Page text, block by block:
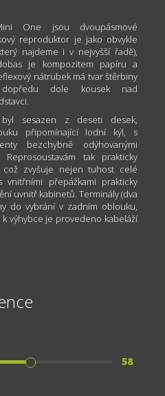
One jsou dvoupásmové
reproduktor je jako obvykle
najdeme i v nejvyšší řadě),
je kompozitem papíru a
nátrubek má tvar štěrbiny
dole kousek nad
byl sesazen z deseti desek,
připomínající lodní kýl, s
bezchybně odýhovanými
tak prakticky
což zvyšuje nejen tuhost celé
přepážkami prakticky
uvnitř kabinetů. Terminály (dva
do vybrání v zadním oblouku,
výhybce je provedeno kabeláží
58